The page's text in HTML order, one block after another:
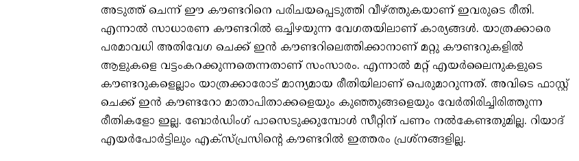
അടുത്ത് ചെന്ന് ഈ കൗണ്ടറിനെ പരിചയപ്പെടുത്തി വീഴ്ത്തുകയാണ് ഇവരുടെ രീതി.
എന്നാല്‍ സാധാരണ കൗണ്ടറില്‍ ഒച്ചിഴയുന്ന വേഗതയിലാണ് കാര്യങ്ങള്‍. യാത്രക്കാരെ
പരമാവധി അതിവേഗ ചെക്ക് ഇന്‍ കൗണ്ടറിലെത്തിക്കാനാണ് മറ്റു കൗണ്ടറുകളില്‍
ആളുകളെ വട്ടംകറക്കുന്നതെന്നതാണ് സംസാരം. എന്നാല്‍ മറ്റ് എയര്‍ലൈനുകളുടെ
കൗണ്ടറുകളെല്ലാം യാത്രക്കാരോട് മാന്യമായ രീതിയിലാണ് പെരുമാറുന്നത്. അവിടെ ഫാസ്റ്റ്
ചെക്ക് ഇന്‍ കൗണ്ടറോ മാതാപിതാക്കളെയും കുഞ്ഞുങ്ങളെയും വേര്‍തിരിച്ചിരിത്തുന്ന
രീതികളോ ഇല്ല. ബോര്‍ഡിംഗ് പാസെടുക്കുമ്പോള്‍ സീറ്റിന് പണം നല്‍കേണ്ടതുമില്ല. റിയാദ്
എയര്‍പോര്‍ട്ടിലും എക്‌സ്പ്രസിന്റെ കൗണ്ടറില്‍ ഇത്തരം പ്രശ്‌നങ്ങളില്ല.